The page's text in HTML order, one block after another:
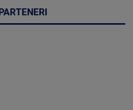
PARTENERI